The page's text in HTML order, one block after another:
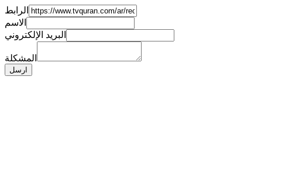
الرابط
الاسم
البريد الإلكتروني
المشكلة
ارسل